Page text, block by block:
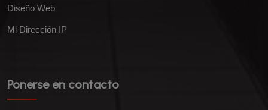
Diseño Web
Mi Dirección IP
Ponerse en contacto